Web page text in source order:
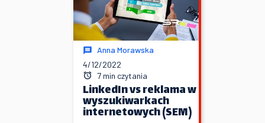
Anna Morawska
4/12/2022
7 min czytania
LinkedIn vs reklama w
wyszukiwarkach
internetowych (SEM)